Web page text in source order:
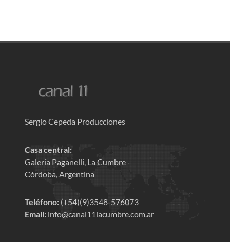
Sergio Cepeda Producciones
Casa central:
Galería Paganelli, La Cumbre
Córdoba, Argentina
Teléfono: (+54)(9)3548-576073
Email: info@canal11lacumbre.com.ar